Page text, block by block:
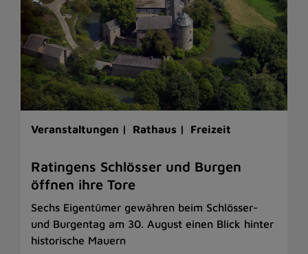
Veranstaltungen | Rathaus | Freizeit
Ratingens Schlösser und Burgen
öffnen ihre Tore
Sechs Eigentümer gewähren beim Schlösser-
und Burgentag am 30. August einen Blick hinter
historische Mauern